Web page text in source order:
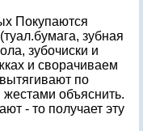
Покупаются
зубная
зубочиски и
и сворачиваем
по
объяснить.
- то получает эту